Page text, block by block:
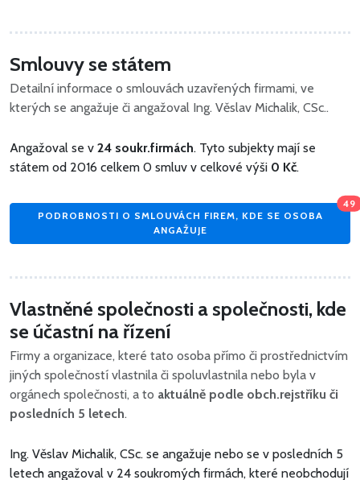
Smlouvy se státem
Detailní informace o smlouvách uzavřených firmami, ve
kterých se angažuje či angažoval Ing. Věslav Michalik, CSc..
Angažoval se v 24 soukr.firmách. Tyto subjekty mají se
státem od 2016 celkem 0 smluv v celkové výši 0 Kč.
PODROBNOSTI O SMLOUVÁCH FIREM, KDE SE OSOBA
ANGAŽUJE
49
Vlastněné společnosti a společnosti, kde
se účastní na řízení
Firmy a organizace, které tato osoba přímo či prostřednictvím
jiných společností vlastnila či spoluvlastnila nebo byla v
orgánech společnosti, a to aktuálně podle obch.rejstříku či
posledních 5 letech.
Ing. Věslav Michalik, CSc. se angažuje nebo se v posledních 5
letech angažoval v 24 soukromých firmách, které neobchodují